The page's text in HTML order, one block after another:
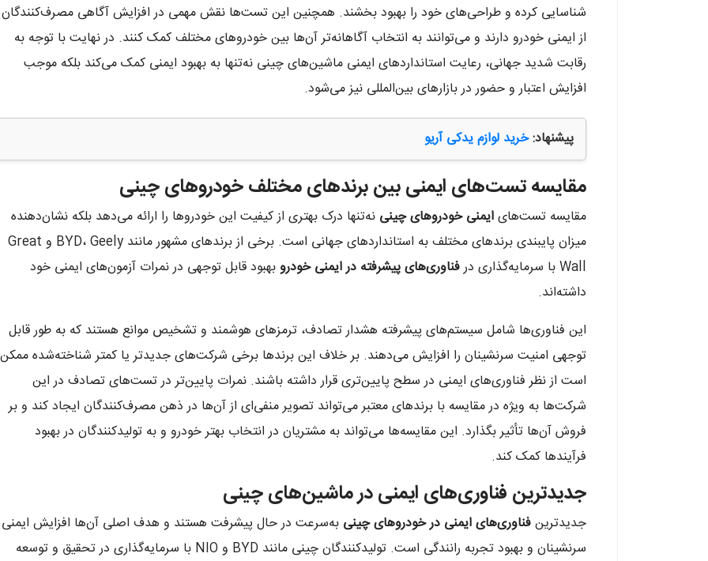
شناسایی کرده و طراحی‌های خود را بهبود بخشند. همچنین این تست‌ها نقش مهمی در افزایش آگاهی مصرف‌کنندگان
از ایمنی خودرو دارند و می‌توانند به انتخاب آگاهانه‌تر آن‌ها بین خودروهای مختلف کمک کنند. در نهایت با توجه به
رقابت شدید جهانی، رعایت استانداردهای ایمنی ماشین‌های چینی نه‌تنها به بهبود ایمنی کمک می‌کند بلکه موجب
افزایش اعتبار و حضور در بازارهای بین‌المللی نیز می‌شود.
پیشنهاد:خرید لوازم یدکی آریو
مقایسه تست‌های ایمنی بین برندهای مختلف خودروهای چینی
مقایسه تست‌هایایمنی خودروهای چینی نه‌تنها درک بهتری از کیفیت این خودروها را ارائه می‌دهد بلکه نشان‌دهنده
میزان پایبندی برندهای مختلف به استانداردهای جهانی است. برخی از برندهای مشهور مانند BYD، Geely و Great
Wall با سرمایه‌گذاری در
فناوری‌های پیشرفته در ایمنی خودروبهبود قابل توجهی در نمرات آزمون‌های ایمنی خود
داشته‌اند.
این فناوری‌ها شامل سیستم‌های پیشرفته هشدار تصادف، ترمزهای هوشمند و تشخیص موانع هستند که به طور قابل
توجهی امنیت سرنشینان را افزایش می‌دهند. بر خلاف این برندها برخی شرکت‌های جدیدتر یا کمتر شناخته‌شده ممکن
است از نظر فناوری‌های ایمنی در سطح پایین‌تری قرار داشته باشند. نمرات پایین‌تر در تست‌های تصادف در این
شرکت‌ها به ویژه در مقایسه با برندهای معتبر می‌تواند تصویر منفی‌ای از آن‌ها در ذهن مصرف‌کنندگان ایجاد کند و بر
فروش آن‌ها تأثیر بگذارد. این مقایسه‌ها می‌تواند به مشتریان در انتخاب بهتر خودرو و به تولیدکنندگان در بهبود
فرآیندها کمک کند.
جدیدترین فناوری‌های ایمنی در ماشین‌های چینی
جدیدترینفناوری‌های ایمنی در خودروهای چینی به‌سرعت در حال پیشرفت هستند و هدف اصلی آن‌ها افزایش ایمنی
سرنشینان و بهبود تجربه رانندگی است. تولیدکنندگان چینی مانند BYD و NIO با سرمایه‌گذاری در تحقیق و توسعه